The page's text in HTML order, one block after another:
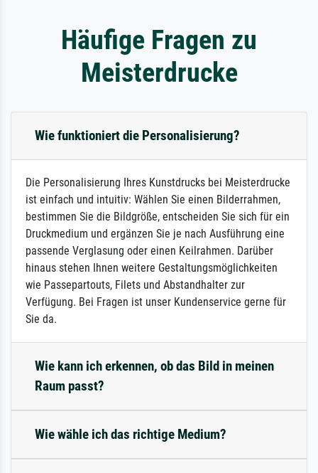
Häufige Fragen zu
Meisterdrucke
Wie funktioniert die Personalisierung?
Die Personalisierung Ihres Kunstdrucks bei Meisterdrucke
ist einfach und intuitiv: Wählen Sie einen Bilderrahmen,
bestimmen Sie die Bildgröße, entscheiden Sie sich für ein
Druckmedium und ergänzen Sie je nach Ausführung eine
passende Verglasung oder einen Keilrahmen. Darüber
hinaus stehen Ihnen weitere Gestaltungsmöglichkeiten
wie Passepartouts, Filets und Abstandhalter zur
Verfügung. Bei Fragen ist unser Kundenservice gerne für
Sie da.
Wie kann ich erkennen, ob das Bild in meinen
Raum passt?
Wie wähle ich das richtige Medium?